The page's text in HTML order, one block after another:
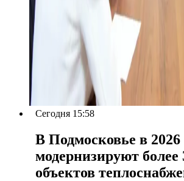
Сегодня 15:58
В Подмосковье в 2026
модернизируют более
объектов